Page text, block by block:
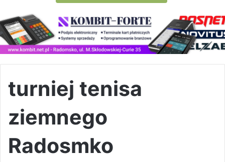
turniej tenisa
ziemnego
Radosmko